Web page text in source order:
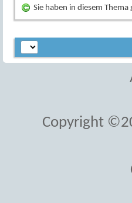
Sie haben in diesem Thema
Copyright